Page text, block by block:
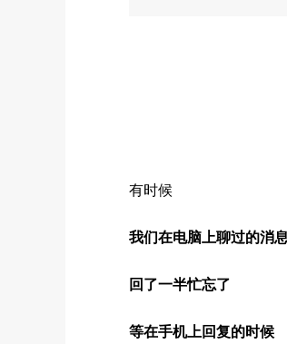
有时候
我们在电脑上聊过的消息
回了一半忙忘了
等在手机上回复的时候